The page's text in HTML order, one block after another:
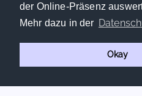
der Online-Präsenz
Mehr dazu in der
Okay